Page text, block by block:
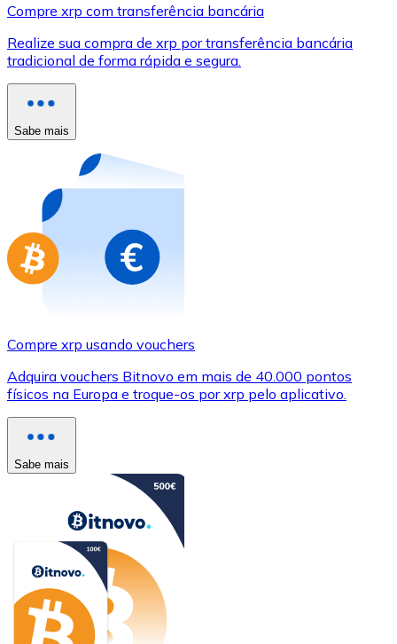
Comprar com transferência bancária
Cartão de crédito / débito
Comprar com cartão
Loja - Cartões-presente
Compre cartões-presente das suas marcas favoritas
Ir para a loja de cartões-presente
Compre xrp com transferência bancária
Realize sua compra de xrp por transferência bancária
tradicional de forma rápida e segura.
Sabe mais
Compre xrp usando vouchers
Adquira vouchers Bitnovo em mais de 40.000 pontos
físicos na Europa e troque-os por xrp pelo aplicativo.
Sabe mais